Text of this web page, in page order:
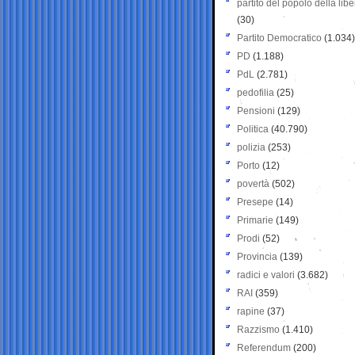
partito del popolo della
(30)
Partito Democratico (1.034)
PD (1.188)
PdL (2.781)
pedofilia (25)
Pensioni (129)
Politica (40.790)
polizia (253)
Porto (12)
povertà (502)
Presepe (14)
Primarie (149)
Prodi (52)
Provincia (139)
radici e valori (3.682)
RAI (359)
rapine (37)
Razzismo (1.410)
Referendum (200)